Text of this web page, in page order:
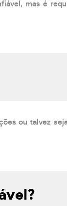
mas é
ou talvez